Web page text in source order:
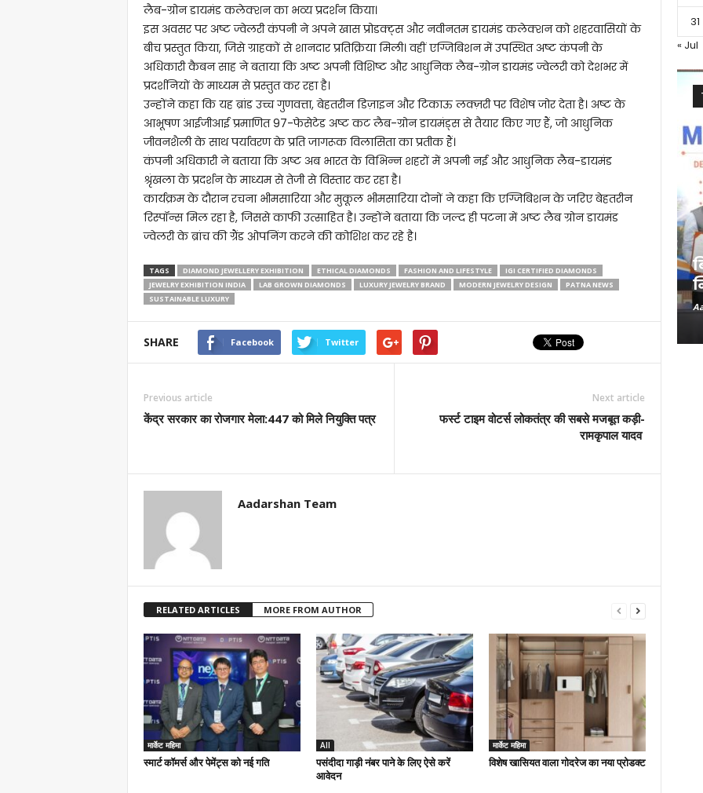
लैब-ग्रोन डायमंड कलेक्शन का भव्य प्रदर्शन किया।
इस अवसर पर अष्ट ज्वेलरी कंपनी ने अपने खास प्रोडक्ट्स और नवीनतम डायमंड कलेक्शन को शहरवासियों के
बीच प्रस्तुत किया, जिसे ग्राहकों से शानदार प्रतिक्रिया मिली। वहीं एग्जिबिशन में उपस्थित अष्ट कंपनी के
अधिकारी कैबन साह ने बताया कि अष्ट अपनी विशिष्ट और आधुनिक लैब-ग्रोन डायमंड ज्वेलरी को देशभर में
प्रदर्शनियों के माध्यम से प्रस्तुत कर रहा है।
उन्होंने कहा कि यह ब्रांड उच्च गुणवत्ता, बेहतरीन डिज़ाइन और टिकाऊ लक्ज़री पर विशेष जोर देता है। अष्ट के
आभूषण आईजीआई प्रमाणित 97-फेसेटेड अष्ट कट लैब-ग्रोन डायमंड्स से तैयार किए गए हैं, जो आधुनिक
जीवनशैली के साथ पर्यावरण के प्रति जागरूक विलासिता का प्रतीक हैं।
कंपनी अधिकारी ने बताया कि अष्ट अब भारत के विभिन्न शहरों में अपनी नई और आधुनिक लैब-डायमंड
श्रृंखला के प्रदर्शन के माध्यम से तेजी से विस्तार कर रहा है।
कार्यक्रम के दौरान रचना भीमसारिया और मुकूल भीमसारिया दोनों ने कहा कि एग्जिबिशन के जरिए बेहतरीन
रिस्पॉन्स मिल रहा है, जिससे काफी उत्साहित है। उन्होंने बताया कि जल्द ही पटना में अष्ट लैब ग्रोन डायमंड
ज्वेलरी के ब्रांच की ग्रैंड ओपनिंग करने की कोशिश कर रहे है।
TAGS DIAMOND JEWELLERY EXHIBITION ETHICAL DIAMONDS FASHION AND LIFESTYLE
IGI CERTIFIED DIAMONDS
JEWELRY EXHIBITION INDIA
LAB GROWN DIAMONDS LUXURY JEWELRY BRAND MODERN JEWELRY DESIGN
PATNA NEWS
SUSTAINABLE LUXURY
SHARE Facebook Twitter
Previous article
केंद्र सरकार का रोजगार मेला:447 को मिले नियुक्ति पत्र
Next article
फर्स्ट टाइम वोटर्स लोकतंत्र की सबसे मजबूत कड़ी-
रामकृपाल यादव
Aadarshan Team
RELATED ARTICLES MORE FROM AUTHOR
मार्केट महिमा
स्मार्ट कॉमर्स और पेमेंट्स को नई गति
All
पसंदीदा गाड़ी नंबर पाने के लिए ऐसे करें
आवेदन
मार्केट महिमा
विशेष खासियत वाला गोदरेज का नया प्रोडक्ट
31
« Jul